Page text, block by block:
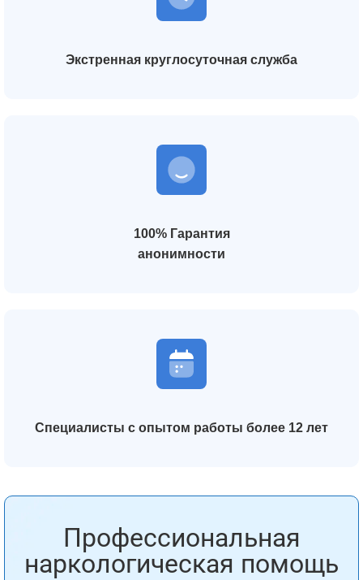
Экстренная круглосуточная служба
100% Гарантия
анонимности
Специалисты с опытом работы более 12 лет
Профессиональная
наркологическая помощь